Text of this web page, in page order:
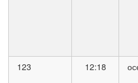
123 12:18